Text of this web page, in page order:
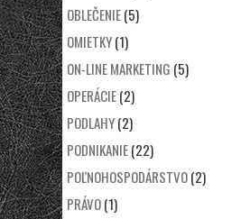
OBLEČENIE(5)
OMIETKY(1)
ON-LINE MARKETING (5)
OPERÁCIE(2)
PODLAHY(2)
PODNIKANIE(22)
POĽNOHOSPODÁRSTVO(2)
PRÁVO(1)